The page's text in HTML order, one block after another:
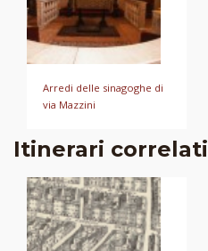
Arredi delle sinagoghe di
via Mazzini
Itinerari correlati